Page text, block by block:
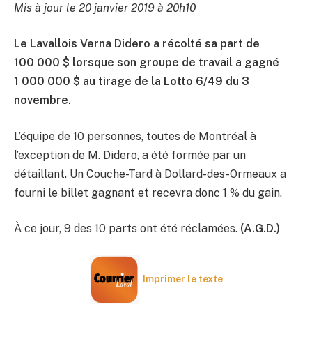
Mis à jour le 20 janvier 2019 à 20h10
Le Lavallois Verna Didero a récolté sa part de
100 000 $ lorsque son groupe de travail a gagné
1 000 000 $ au tirage de la Lotto 6/49 du 3
novembre.
L’équipe de 10 personnes, toutes de Montréal à
l’exception de M. Didero, a été formée par un
détaillant. Un Couche-Tard à Dollard-des-Ormeaux a
fourni le billet gagnant et recevra donc 1 % du gain.
À ce jour, 9 des 10 parts ont été réclamées. (A.G.D.)
Imprimer le texte